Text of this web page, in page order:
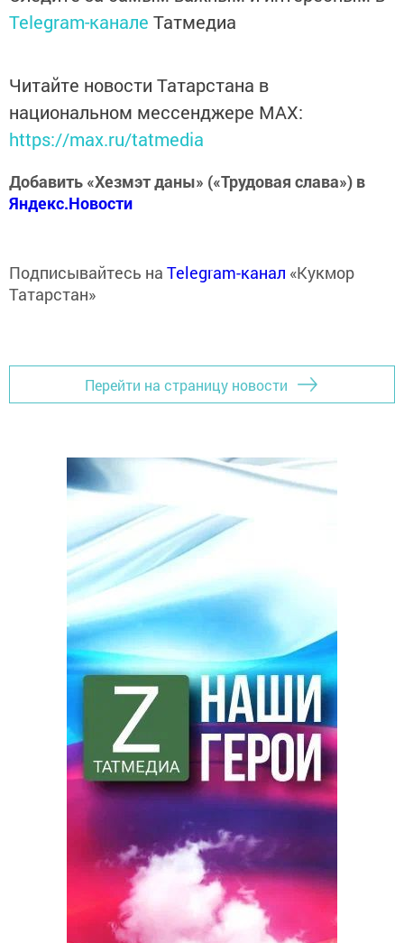
Telegram-канале Татмедиа
Читайте новости Татарстана в
национальном мессенджере MАХ:
https://max.ru/tatmedia
Добавить «Хезмэт даны» («Трудовая слава») в
Яндекс.Новости
Подписывайтесь на Telegram-канал «Кукмор
Татарстан»
Перейти на страницу новости